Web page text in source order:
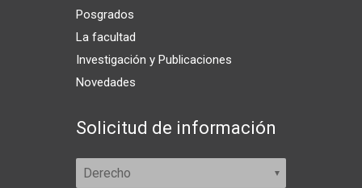
Posgrados
La facultad
Investigación y Publicaciones
Novedades
Solicitud de información